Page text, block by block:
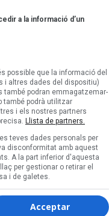
i
a la informació d’un
possible que la informació del
i altres dades del dispositiu)
també podran emmagatzemar-
també podrà utilitzar
i els nostres partners
Llista de partners.
teves dades personals per
disconformitat amb aquest
A la part inferior d'aquesta
per gestionar o retirar el
i de galetes.
Acceptar